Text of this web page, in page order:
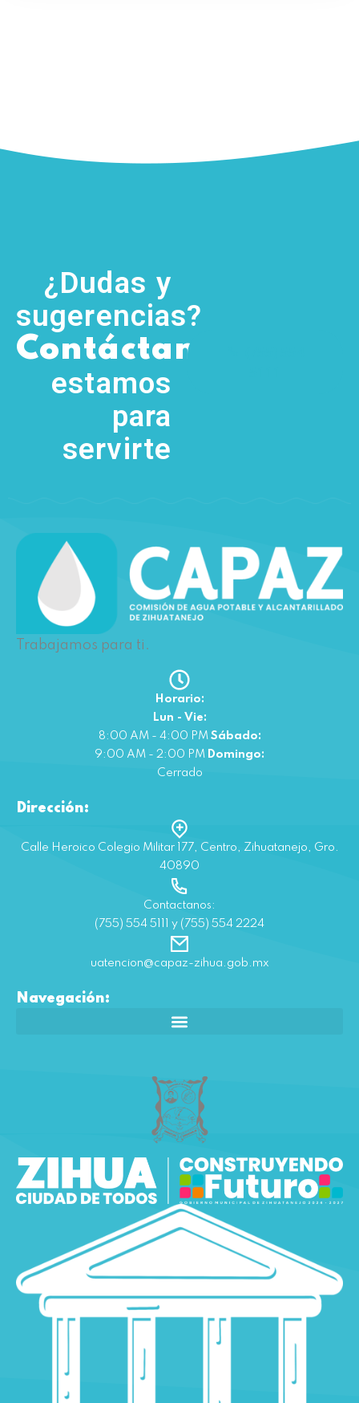
¿Dudas y
sugerencias?
Contáctanos
estamos
para
servirte
Trabajamos para ti.
Horario:
Lun - Vie:
8:00 AM - 4:00 PM Sábado:
9:00 AM - 2:00 PM Domingo:
Cerrado
Dirección:
Calle Heroico Colegio Militar 177, Centro, Zihuatanejo, Gro.
40890
Contactanos:
(755) 554 5111 y (755) 554 2224
uatencion@capaz-zihua.gob.mx
Navegación: